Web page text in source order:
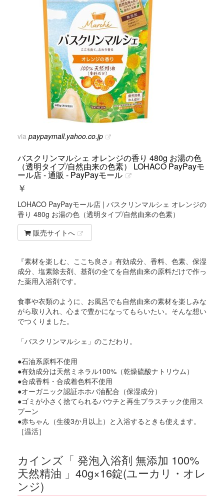
via paypaymall.yahoo.co.jp
バスクリンマルシェ オレンジの香り 480g お湯の色
（透明タイプ/自然由来の色素） LOHACO PayPayモ
ール店 - 通販 - PayPayモール
￥
LOHACO PayPayモール店 | バスクリンマルシェ オレンジの
香り 480g お湯の色（透明タイプ/自然由来の色素）
販売サイトへ
『素材を楽しむ、ここち良さ』有効成分、香料、色素、保湿
成分、塩素除去剤、基剤の全てを自然由来の原料だけで作っ
た薬用入浴剤です。
食事や衣類のように、お風呂でも自然由来の素材を楽しみな
がら取り入れ、心まで豊かになってもらいたい。そんな想い
でつくりました。
「バスクリンマルシェ」のこだわり。
●石油系原料不使用
●有効成分は天然ミネラル100%（乾燥硫酸ナトリウム）
●合成香料・合成着色料不使用
●オーガニック認証ホホバ油配合（保湿成分）
●ゴミが小さく捨てられるパウチと再生プラスチック使用ス
プーン
●赤ちゃん（生後3か月以上）と入浴するときも使えます。
［温活］
カインズ「 発泡入浴剤 無添加 100%
天然精油 」40g×16錠(ユーカリ・オレ
ンジ)